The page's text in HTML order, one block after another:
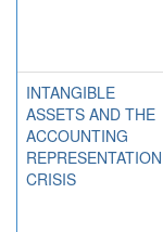
INTANGIBLE
ASSETS AND THE
ACCOUNTING
REPRESENTATION
CRISIS